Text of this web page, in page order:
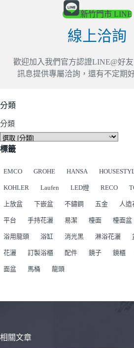
新竹門市 LINE
線上洽詢
歡迎加入我們官方認證LINE@好
訊息提供專屬洽詢，還有不定期
分類
分類
標籤
EMCO GROHE HANSA
KOHLER Laufen LED燈 RECO
上放盆 下嵌盆 不鏽鋼 五金 人造
平台 手持花灑 易潔 檯面 檯面盆
浴用龍頭 浴缸 消光黑 淋浴花灑
花灑 訂製浴櫃 配件 鏡子 鏡櫃
面盆 馬桶 龍頭
相關文章